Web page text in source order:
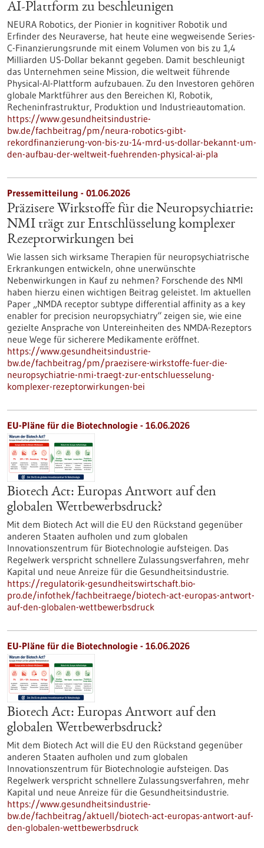
AI-Plattform zu beschleunigen
NEURA Robotics, der Pionier in kognitiver Robotik und
Erfinder des Neuraverse, hat heute eine wegweisende Series-
C-Finanzierungsrunde mit einem Volumen von bis zu 1,4
Milliarden US-Dollar bekannt gegeben. Damit beschleunigt
das Unternehmen seine Mission, die weltweit führende
Physical-AI-Plattform aufzubauen. Zu den Investoren gehören
globale Marktführer aus den Bereichen KI, Robotik,
Recheninfrastruktur, Produktion und Industrieautomation.
https://www.gesundheitsindustrie-
bw.de/fachbeitrag/pm/neura-robotics-gibt-
rekordfinanzierung-von-bis-zu-14-mrd-us-dollar-bekannt-um-
den-aufbau-der-weltweit-fuehrenden-physical-ai-pla
Pressemitteilung - 01.06.2026
Präzisere Wirkstoffe für die Neuropsychiatrie:
NMI trägt zur Entschlüsselung komplexer
Rezeptorwirkungen bei
Wie lassen sich wirksame Therapien für neuropsychiatrische
Erkrankungen entwickeln, ohne unerwünschte
Nebenwirkungen in Kauf zu nehmen? Forschende des NMI
haben hierzu einen wichtigen Beitrag geleistet. Im aktuellen
Paper „NMDA receptor subtype differential affinity as a key
enabler for precision neuropsychiatry“ zeigen sie, wie eine
gezielte Ansprache von Untereinheiten des NMDA-Rezeptors
neue Wege für sicherere Medikamente eröffnet.
https://www.gesundheitsindustrie-
bw.de/fachbeitrag/pm/praezisere-wirkstoffe-fuer-die-
neuropsychiatrie-nmi-traegt-zur-entschluesselung-
komplexer-rezeptorwirkungen-bei
EU-Pläne für die Biotechnologie - 16.06.2026
Biotech Act: Europas Antwort auf den
globalen Wettbewerbsdruck?
Mit dem Biotech Act will die EU den Rückstand gegenüber
anderen Staaten aufholen und zum globalen
Innovationszentrum für Biotechnologie aufsteigen. Das
Regelwerk verspricht schnellere Zulassungsverfahren, mehr
Kapital und neue Anreize für die Gesundheitsindustrie.
https://regulatorik-gesundheitswirtschaft.bio-
pro.de/infothek/fachbeitraege/biotech-act-europas-antwort-
auf-den-globalen-wettbewerbsdruck
EU-Pläne für die Biotechnologie - 16.06.2026
Biotech Act: Europas Antwort auf den
globalen Wettbewerbsdruck?
Mit dem Biotech Act will die EU den Rückstand gegenüber
anderen Staaten aufholen und zum globalen
Innovationszentrum für Biotechnologie aufsteigen. Das
Regelwerk verspricht schnellere Zulassungsverfahren, mehr
Kapital und neue Anreize für die Gesundheitsindustrie.
https://www.gesundheitsindustrie-
bw.de/fachbeitrag/aktuell/biotech-act-europas-antwort-auf-
den-globalen-wettbewerbsdruck